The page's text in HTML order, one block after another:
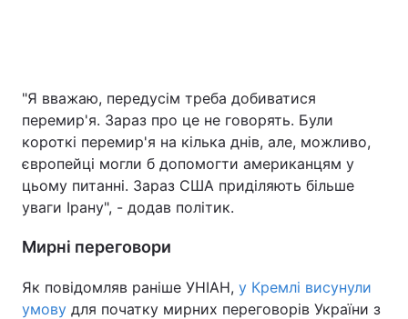
"Я вважаю, передусім треба добиватися
перемир'я. Зараз про це не говорять. Були
короткі перемир'я на кілька днів, але, можливо,
європейці могли б допомогти американцям у
цьому питанні. Зараз США приділяють більше
уваги Ірану", - додав політик.
Мирні переговори
Як повідомляв раніше УНІАН, у Кремлі висунули
умову для початку мирних переговорів України з